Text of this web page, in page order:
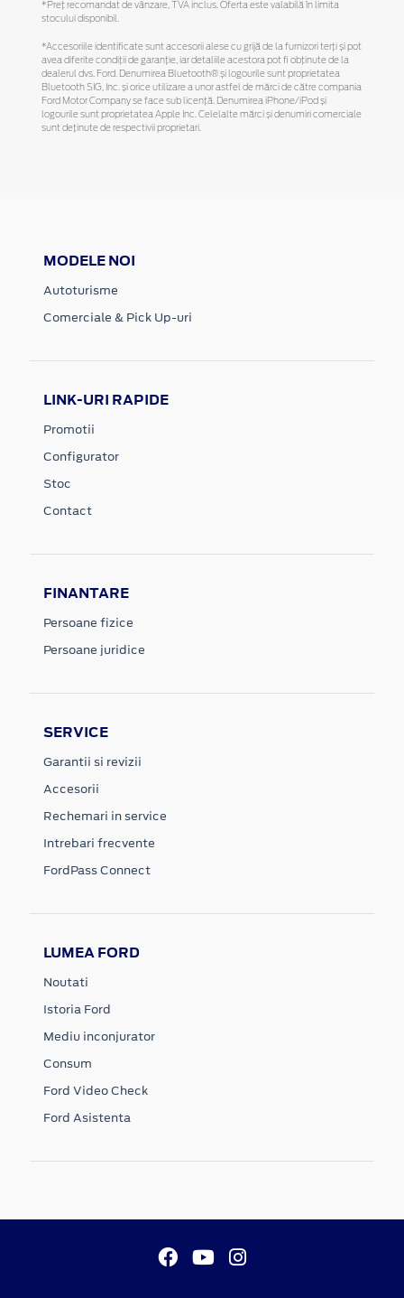
*Preţ recomandat de vânzare, TVA inclus. Oferta este valabilă în limita
stocului disponibil.
*Accesoriile identificate sunt accesorii alese cu grijă de la furnizori terți și pot
avea diferite condiții de garanție, iar detaliile acestora pot fi obținute de la
dealerul dvs. Ford. Denumirea Bluetooth® și logourile sunt proprietatea
Bluetooth SIG, Inc. și orice utilizare a unor astfel de mărci de către compania
Ford Motor Company se face sub licență. Denumirea iPhone/iPod și
logourile sunt proprietatea Apple Inc. Celelalte mărci și denumiri comerciale
sunt deținute de respectivii proprietari.
MODELE NOI
Autoturisme
Comerciale & Pick Up-uri
LINK-URI RAPIDE
Promotii
Configurator
Stoc
Contact
FINANTARE
Persoane fizice
Persoane juridice
SERVICE
Garantii si revizii
Accesorii
Rechemari in service
Intrebari frecvente
FordPass Connect
LUMEA FORD
Noutati
Istoria Ford
Mediu inconjurator
Consum
Ford Video Check
Ford Asistenta